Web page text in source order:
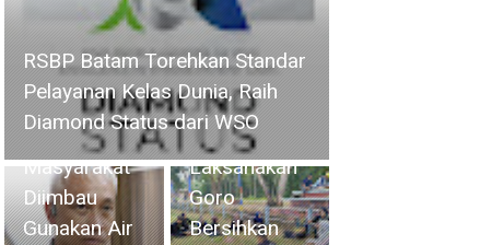
BP Batam Optimalkan
Pelayanan Air Bersih,
Masyarakat Diimbau Gunakan
Air Secara Bijak
bersama
Warga Desa
Jagoh dan
Desa Sungai
Buluh
Laksanakan
Goro
Bersihkan
Pimpin
Rakorpem
Bahas
Persiapan
HUT ke-81
RI dan
Prioritas
Program